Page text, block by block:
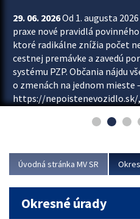
29. 06. 2026Od 1. augusta
praxe nové pravidlá
ktoré radikálne znížia počet
cestnej premávke a zavedú
systému PZP. Občania nájdu
o zmenách na jednom
https://nepoistenevozidlo.sk/
asociácie poisťovní (SLASPO)
Viac
Úvodná stránka MV SR
Okresné úrady